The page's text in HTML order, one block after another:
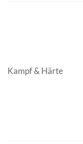
Kampf & Härte